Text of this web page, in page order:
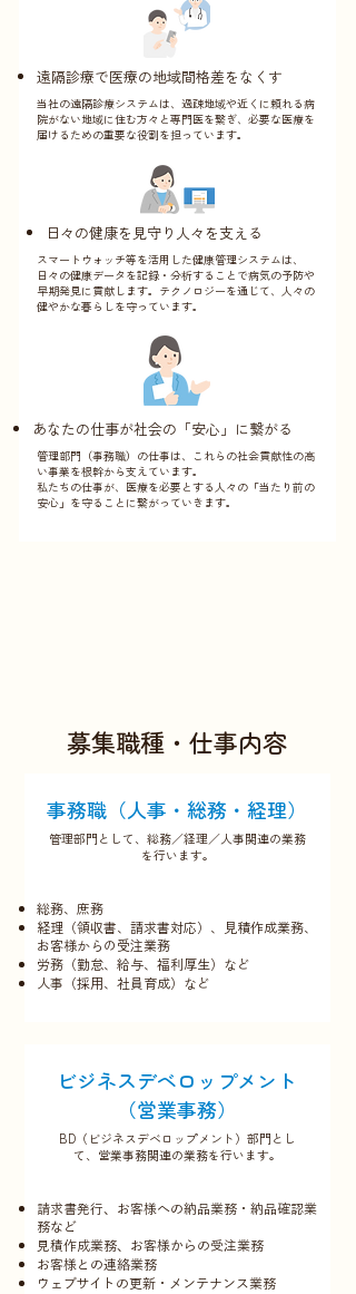
遠隔診療で医療の地域間格差をなくす
当社の遠隔診療システムは、過疎地域や近くに頼れる病
院がない地域に住む方々と専門医を繋ぎ、必要な医療を
届けるための重要な役割を担っています。
日々の健康を見守り人々を支える
スマートウォッチ等を活用した健康管理システムは、
日々の健康データを記録・分析することで病気の予防や
早期発見に貢献します。テクノロジーを通じて、人々の
健やかな暮らしを守っています。
あなたの仕事が社会の「安心」に繋がる
管理部門（事務職）の仕事は、これらの社会貢献性の高
い事業を根幹から支えています。
私たちの仕事が、医療を必要とする人々の「当たり前の
安心」を守ることに繋がっていきます。
募集職種・仕事内容
​事務職（人事・総務・経理）
管理部門として、総務／経理／人事関連の業務
を行います。
総務、庶務
経理（領収書、請求書対応）、見積作成業務、
お客様からの受注業務
労務（勤怠、給与、福利厚生）など
人事（採用、社員育成）など
​ビジネスデベロップメント
（営業事務）
BD（ビジネスデベロップメント）部門とし
て、営業事務関連の業務を行います。
請求書発行、お客様への納品業務・納品確認業
務など
見積作成業務、お客様からの受注業務
お客様との連絡業務
ウェブサイトの更新・メンテナンス業務